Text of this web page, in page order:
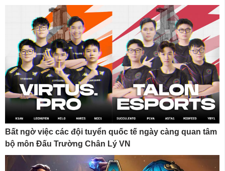
Bất ngờ việc các đội tuyển quốc tế ngày càng quan tâm
bộ môn Đấu Trường Chân Lý VN